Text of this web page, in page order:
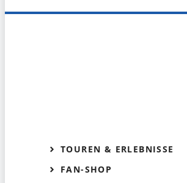
TOUREN & ERLEBNISSE
FAN-SHOP